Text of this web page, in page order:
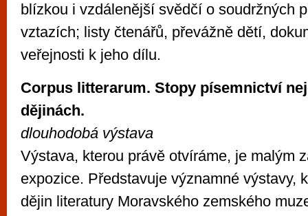
blízkou i vzdálenější svědčí o soudržných
vztazích; listy čtenářů, převážně dětí,
veřejnosti k jeho dílu.
Corpus litterarum. Stopy písemnictví
dějinách.
dlouhodobá výstava
Výstava, kterou právě otvíráme, je malým
expozice. Představuje významné výstavy,
dějin literatury Moravského zemského